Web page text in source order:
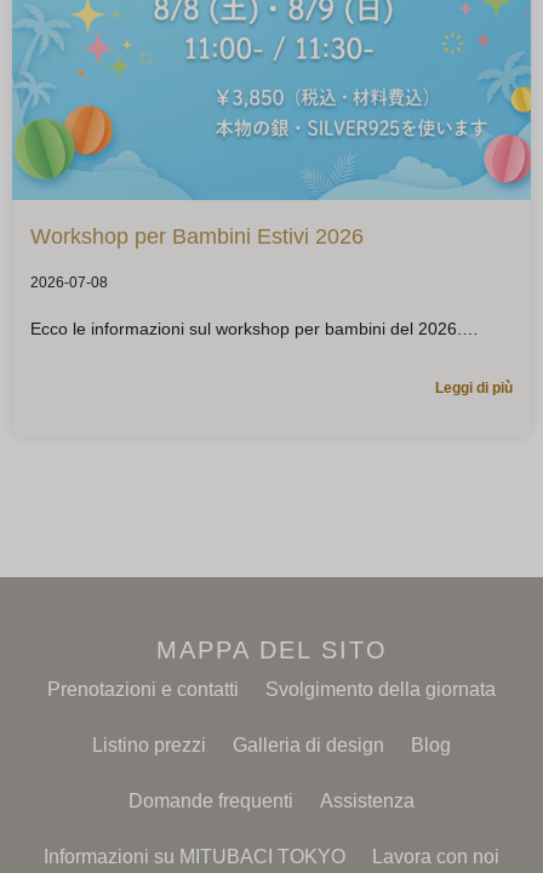
Workshop per Bambini Estivi 2026
2026-07-08
Ecco le informazioni sul workshop per bambini del 2026.
Leggi di più
MAPPA DEL SITO
Prenotazioni e contatti Svolgimento della giornata
Listino prezzi Galleria di design Blog
Domande frequenti Assistenza
Informazioni su MITUBACI TOKYO Lavora con noi